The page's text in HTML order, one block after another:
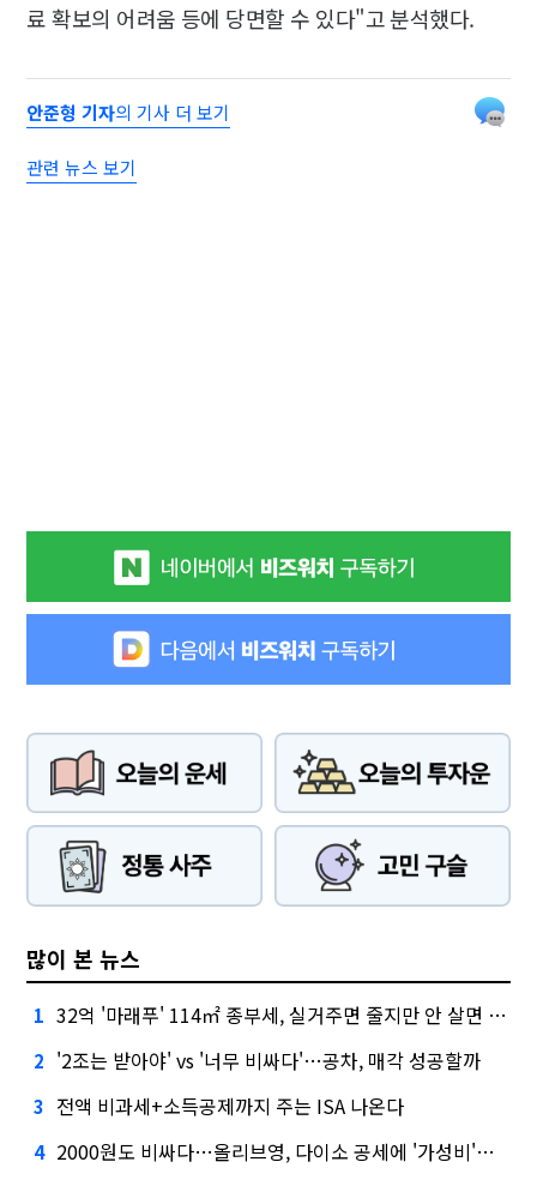
료 확보의 어려움 등에 당면할 수 있다"고 분석했다.
안준형 기자의 기사 더 보기
관련 뉴스 보기
많이 본 뉴스
1 32억 '마래푸' 114㎡ 종부세, 실거주면 줄지만 안 살면 2.5배
2 '2조는 받아야' vs '너무 비싸다'…공차, 매각 성공할까
3 전액 비과세+소득공제까지 주는 ISA 나온다
4 2000원도 비싸다…올리브영, 다이소 공세에 '가성비'로 맞불